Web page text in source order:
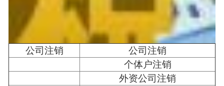
公司注销
公司注销
个体户注销
外资公司注销